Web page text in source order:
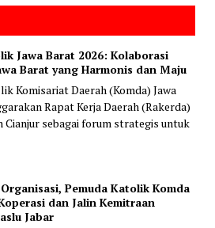
Jawa Barat 2026: Kolaborasi
Barat yang Harmonis dan Maju
Komisariat Daerah (Komda) Jawa
Rapat Kerja Daerah (Rakerda)
Cianjur sebagai forum strategis untuk
Pemuda Katolik Komda
dan Jalin Kemitraan
Jabar